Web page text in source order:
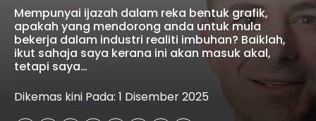
Mempunyai ijazah dalam reka bentuk grafik,
apakah yang mendorong anda untuk mula
bekerja dalam industri realiti imbuhan? Baiklah,
ikut sahaja saya kerana ini akan masuk akal,
tetapi saya…
Dikemas kini Pada: 1 Disember 2025